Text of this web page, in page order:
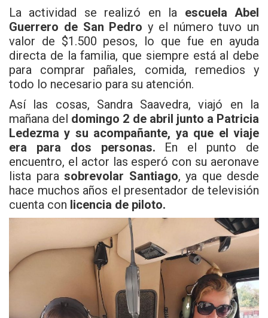
La actividad se realizó en la escuela Abel
Guerrero de San Pedro y el número tuvo un
valor de $1.500 pesos, lo que fue en ayuda
directa de la familia, que siempre está al debe
para comprar pañales, comida, remedios y
todo lo necesario para su atención.
Así las cosas, Sandra Saavedra, viajó en la
mañana del domingo 2 de abril junto a Patricia
Ledezma y su acompañante, ya que el viaje
era para dos personas. En el punto de
encuentro, el actor las esperó con su aeronave
lista para sobrevolar Santiago, ya que desde
hace muchos años el presentador de televisión
cuenta con licencia de piloto.